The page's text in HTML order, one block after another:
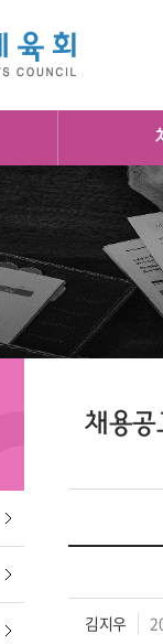
채용공
김지우